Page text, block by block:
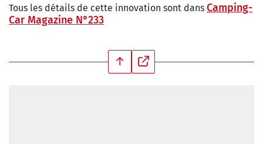
Tous les détails de cette innovation sont dans Camping-
Car Magazine N°233